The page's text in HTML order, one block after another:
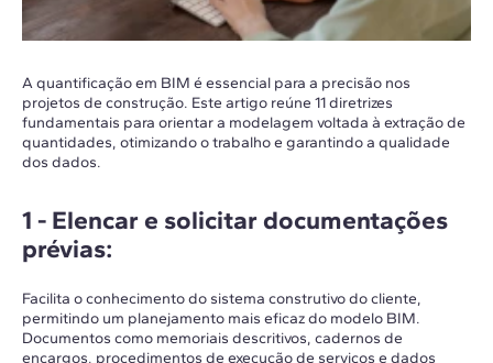
A quantificação em BIM é essencial para a precisão nos
projetos de construção. Este artigo reúne 11 diretrizes
fundamentais para orientar a modelagem voltada à extração de
quantidades, otimizando o trabalho e garantindo a qualidade
dos dados.
1 - Elencar e solicitar documentações
prévias:
Facilita o conhecimento do sistema construtivo do cliente,
permitindo um planejamento mais eficaz do modelo BIM.
Documentos como memoriais descritivos, cadernos de
encargos, procedimentos de execução de serviços e dados